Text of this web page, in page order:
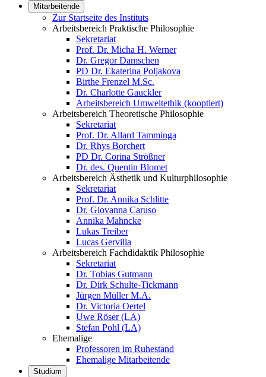
Mitarbeitende
Zur Startseite des Instituts
Arbeitsbereich Praktische Philosophie
Sekretariat
Prof. Dr. Micha H. Werner
Dr. Gregor Damschen
PD Dr. Ekaterina Poljakova
Birthe Frenzel M.Sc.
Dr. Charlotte Gauckler
Arbeitsbereich Umweltethik (kooptiert)
Arbeitsbereich Theoretische Philosophie
Sekretariat
Prof. Dr. Allard Tamminga
Dr. Rhys Borchert
PD Dr. Corina Strößner
Dr. des. Quentin Blomet
Arbeitsbereich Ästhetik und Kulturphilosophie
Sekretariat
Prof. Dr. Annika Schlitte
Dr. Giovanna Caruso
Annika Mahncke
Lukas Treiber
Lucas Gervilla
Arbeitsbereich Fachdidaktik Philosophie
Sekretariat
Dr. Tobias Gutmann
Dr. Dirk Schulte-Tickmann
Jürgen Müller M.A.
Dr. Victoria Oertel
Uwe Röser (LA)
Stefan Pohl (LA)
Ehemalige
Professoren im Ruhestand
Ehemalige Mitarbeitende
Studium